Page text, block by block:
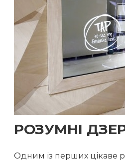
РОЗУМНІ
Одним із перших цікаве